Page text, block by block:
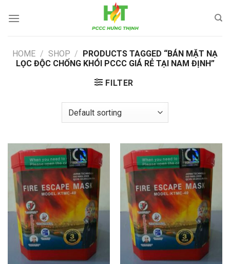
HOME / SHOP / PRODUCTS TAGGED “BÁN MẶT NẠ
LỌC ĐỘC CHỐNG KHÓI PCCC GIÁ RẺ TẠI NAM ĐỊNH”
FILTER